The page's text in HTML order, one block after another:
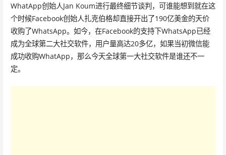
WhatApp创始人Jan Koum进行最终细节谈判，可谁能想到就在这
个时候Facebook创始人扎克伯格却直接开出了190亿美金的天价
收购了WhatsApp。如今，在Facebook的支持下WhatsApp已经
成为全球第二大社交软件，用户量高达20多亿，如果当初微信能
成功收购WhatApp，那么今天全球第一大社交软件是谁还不一
定。